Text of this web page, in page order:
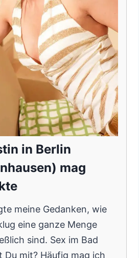
in Berlin
mag
meine Gedanken, wie
eine ganze Menge
sind. Sex im Bad
Du mit? Häufig mag ich